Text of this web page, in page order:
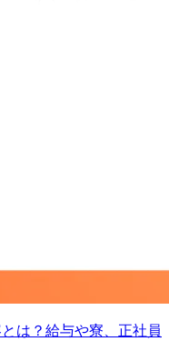
は？給与や寮、正社員